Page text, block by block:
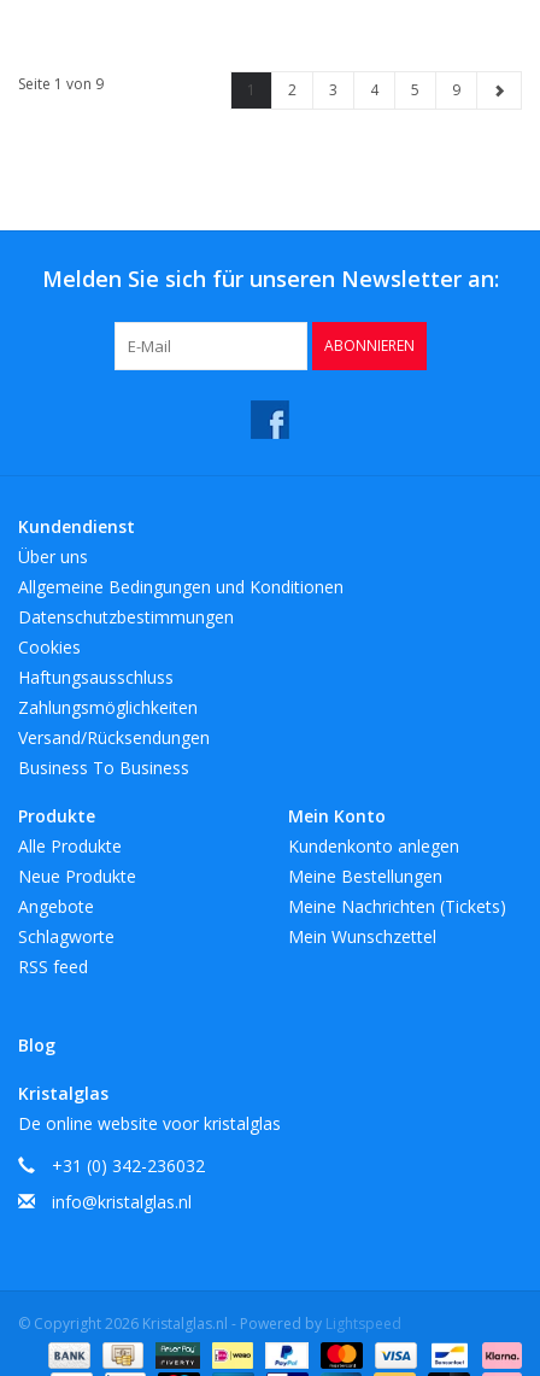
Seite 1 von 9 1 2 3 4 5 9
Melden Sie sich für unseren Newsletter an:
ABONNIEREN
Kundendienst
Über uns
Allgemeine Bedingungen und Konditionen
Datenschutzbestimmungen
Cookies
Haftungsausschluss
Zahlungsmöglichkeiten
Versand/Rücksendungen
Business To Business
Produkte
Alle Produkte
Neue Produkte
Angebote
Schlagworte
RSS feed
Blog
Mein Konto
Kundenkonto anlegen
Meine Bestellungen
Meine Nachrichten (Tickets)
Mein Wunschzettel
Kristalglas
De online website voor kristalglas
+31 (0) 342-236032
info@kristalglas.nl
© Copyright 2026 Kristalglas.nl - Powered by Lightspeed